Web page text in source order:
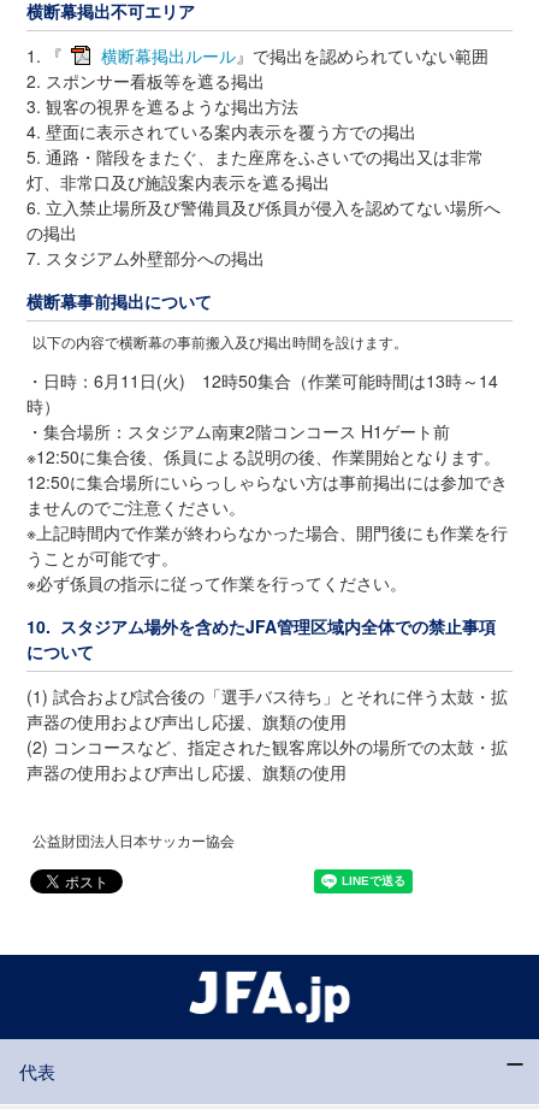
横断幕掲出不可エリア
1. 『
横断幕掲出ルール』で掲出を認められていない範囲
2. スポンサー看板等を遮る掲出
3. 観客の視界を遮るような掲出方法
4. 壁面に表示されている案内表示を覆う方での掲出
5. 通路・階段をまたぐ、また座席をふさいでの掲出又は非常
灯、非常口及び施設案内表示を遮る掲出
6. 立入禁止場所及び警備員及び係員が侵入を認めてない場所へ
の掲出
7. スタジアム外壁部分への掲出
横断幕事前掲出について
以下の内容で横断幕の事前搬入及び掲出時間を設けます。
・日時：6月11日(火) 12時50集合（作業可能時間は13時～14
時）
・集合場所：スタジアム南東2階コンコース H1ゲート前
※12:50に集合後、係員による説明の後、作業開始となります。
12:50に集合場所にいらっしゃらない方は事前掲出には参加でき
ませんのでご注意ください。
※上記時間内で作業が終わらなかった場合、開門後にも作業を行
うことが可能です。
※必ず係員の指示に従って作業を行ってください。
10. スタジアム場外を含めたJFA管理区域内全体での禁止事項
について
(1) 試合および試合後の「選手バス待ち」とそれに伴う太鼓・拡
声器の使用および声出し応援、旗類の使用
(2) コンコースなど、指定された観客席以外の場所での太鼓・拡
声器の使用および声出し応援、旗類の使用
公益財団法人日本サッカー協会
代表